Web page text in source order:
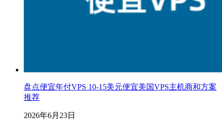
盘点便宜年付VPS 10-15美元便宜美国VPS主机商和方案
推荐
2026年6月23日